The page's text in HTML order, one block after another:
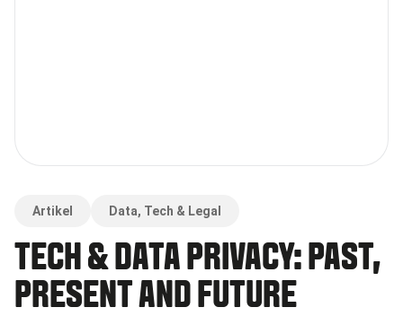
Artikel Data, Tech & Legal
TECH & DATA PRIVACY: PAST,
PRESENT AND FUTURE